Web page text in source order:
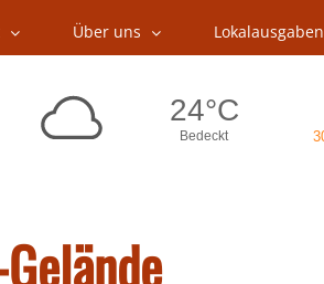
Über uns Lokalausgaben